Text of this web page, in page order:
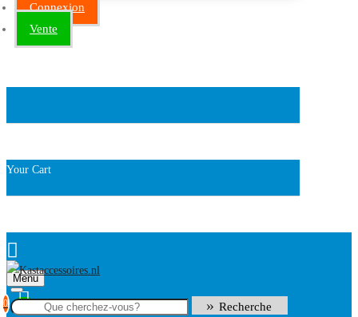
Connexion
Vente
Your Cart
Menu
0 Recherche